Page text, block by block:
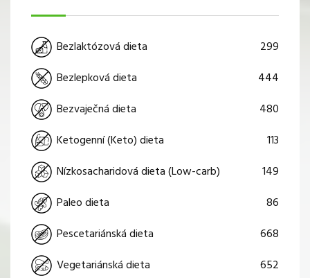
Bezlaktózová dieta
299
Bezlepková dieta
444
Bezvaječná dieta
480
Ketogenní (Keto) dieta
113
Nízkosacharidová dieta (Low-carb)
149
Paleo dieta
86
Pescetariánská dieta
668
Vegetariánská dieta
652